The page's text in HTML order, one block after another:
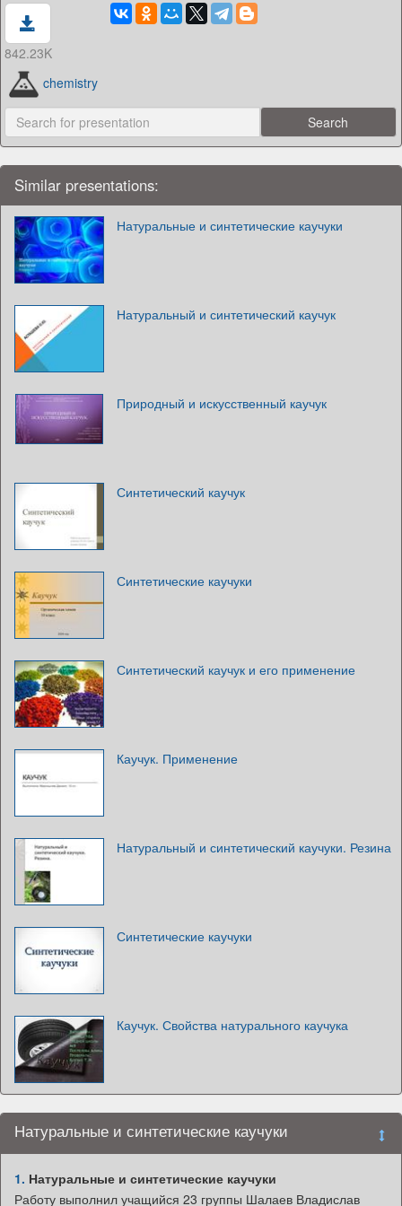
842.23K
chemistry
Similar presentations:
Натуральные и синтетические каучуки
Натуральный и синтетический каучук
Природный и искусственный каучук
Синтетический каучук
Синтетические каучуки
Синтетический каучук и его применение
Каучук. Применение
Натуральный и синтетический каучуки. Резина
Синтетические каучуки
Каучук. Свойства натурального каучука
Натуральные и синтетические каучуки
1. Натуральные и синтетические каучуки
Работу выполнил учащийся 23 группы Шалаев Владислав